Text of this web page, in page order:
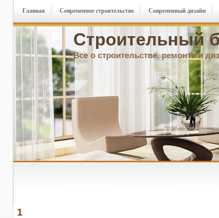
Строительный
Все о строительстве, ремонте и
Главная Современное строительство Современный дизайн
1